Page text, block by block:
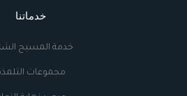
خدماتنا
خدمة المسيح
مجموعات